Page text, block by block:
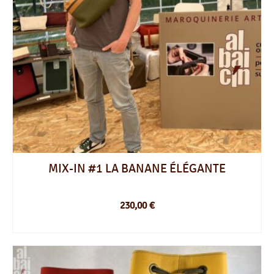
choisies
sur
la
page
du
produit
MIX-IN #1 LA BANANE ÉLÉGANTE
230,00€
produit